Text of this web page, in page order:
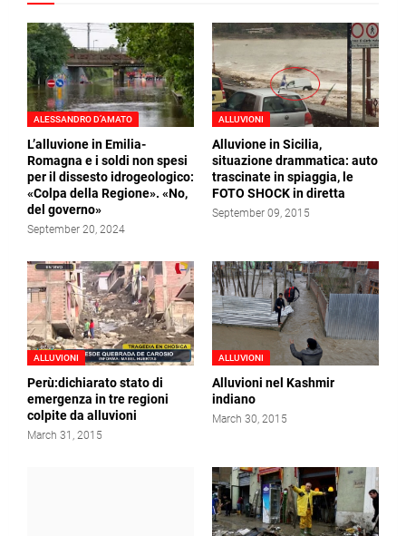
ALESSANDRO D’AMATO
L’alluvione in Emilia-
Romagna e i soldi non spesi
per il dissesto idrogeologico:
«Colpa della Regione». «No,
del governo»
September 20, 2024
ALLUVIONI
Alluvione in Sicilia,
situazione drammatica: auto
trascinate in spiaggia, le
FOTO SHOCK in diretta
September 09, 2015
ALLUVIONI
Perù:dichiarato stato di
emergenza in tre regioni
colpite da alluvioni
March 31, 2015
ALLUVIONI
Alluvioni nel Kashmir
indiano
March 30, 2015